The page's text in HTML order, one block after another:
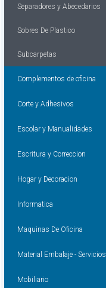
Separadores y Abecedarios
Sobres De Plastico
Subcarpetas
Complementos de oficina
Corte y Adhesivos
Escolar y Manualidades
Escritura y Correccion
Hogar y Decoracion
Informatica
Maquinas De Oficina
Material Embalaje - Servicios
Mobiliario